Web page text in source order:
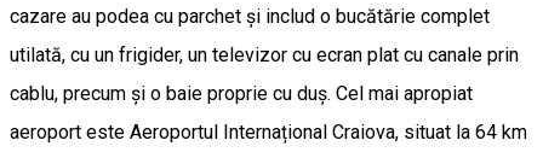
cazare au podea cu parchet și includ o bucătărie complet
utilată, cu un frigider, un televizor cu ecran plat cu canale prin
cablu, precum și o baie proprie cu duș. Cel mai apropiat
aeroport este Aeroportul Internațional Craiova, situat la 64 km